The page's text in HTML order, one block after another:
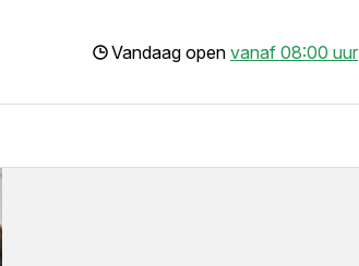
Vandaag open vanaf 08:00 uur